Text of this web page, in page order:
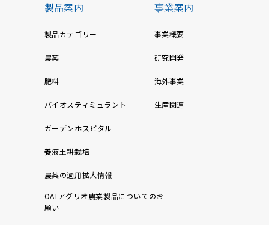
製品案内
製品カテゴリー
農薬
肥料
バイオスティミュラント
ガーデンホスピタル
養液土耕栽培
農薬の適用拡大情報
OATアグリオ農業製品についてのお
願い
事業案内
事業概要
研究開発
海外事業
生産関連